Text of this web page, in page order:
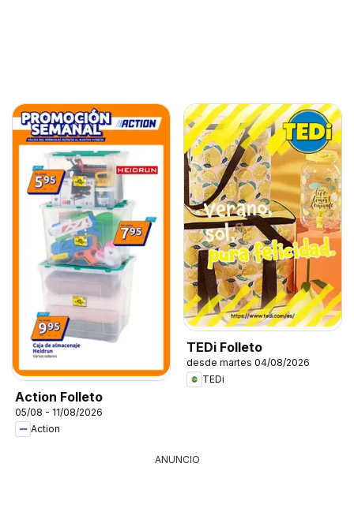
Action Folleto
05/08 - 11/08/2026
Action
TEDi Folleto
desde martes 04/08/2026
TEDi
ANUNCIO